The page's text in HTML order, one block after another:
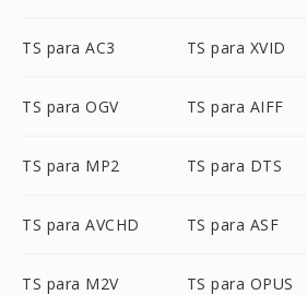
TS para AC3 TS para XVID
TS para OGV TS para AIFF
TS para MP2 TS para DTS
TS para AVCHD TS para ASF
TS para M2V TS para OPUS